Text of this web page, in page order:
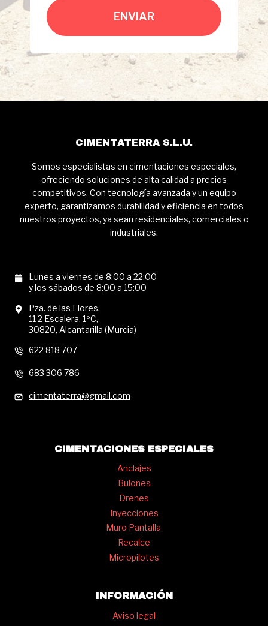
ENVIAR
CIMENTATERRA S.L.U.
Somos especialistas en cimentaciones especiales,
ofreciendo soluciones de alta calidad a precios
competitivos. Con tecnología avanzada y un equipo
experto, garantizamos durabilidad y eficiencia en todos
nuestros proyectos, ya sean residenciales, comerciales o
industriales.
Lunes a viernes de 8:00 a 22:00
y los sábados de 8:00 a 15:00
Pza. de las Flores,
11 2 Escalera, 1ºC,
30820, Alcantarilla (Murcia)
622 818 707
683 306 786
cimentaterra@gmail.com
CIMENTACIONES ESPECIALES
Anclajes
Bulones
Drenes
Inyecciones
Muro Pantalla
Recalce
Micropilotes
INFORMACIÓN
Aviso legal